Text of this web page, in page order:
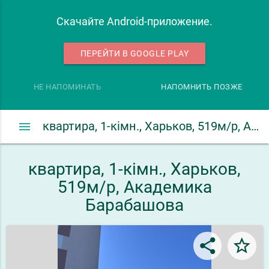
Скачайте Android-приложение.
ПЕРЕЙТИ В GOOGLE PLAY
НЕ НАПОМИНАТЬ НАПОМНИТЬ ПОЗЖЕ
квартира, 1-кімн., Харьков, 519м/р, Академика Барабашова
menu
квартира, 1-кімн., Харьков,
519м/р, Академика
Барабашова
share star_border